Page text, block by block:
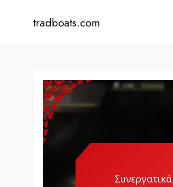
tradboats.com